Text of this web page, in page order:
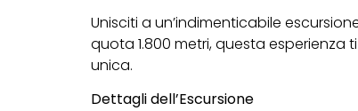
Unisciti a un’indimenticabile
quota 1.800 metri, questa
unica.
Dettagli dell’Escursione